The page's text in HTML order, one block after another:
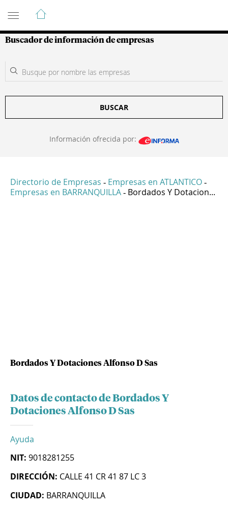
Guía de Empresas Colombianas
Buscador de información de empresas
BUSCAR
Información ofrecida por:
Directorio de Empresas - Empresas en ATLANTICO -
Empresas en BARRANQUILLA - Bordados Y Dotacion...
Bordados Y Dotaciones Alfonso D Sas
Datos de contacto de Bordados Y
Dotaciones Alfonso D Sas
Ayuda
NIT: 9018281255
DIRECCIÓN: CALLE 41 CR 41 87 LC 3
CIUDAD: BARRANQUILLA